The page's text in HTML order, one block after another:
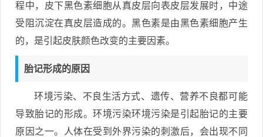
程中，皮下黑色素细胞从真皮层向表皮层发展时，中途
受阻沉淀在真皮层造成的。黑色素是由黑色素细胞产生
的，是引起皮肤颜色改变的主要因素。
胎记形成的原因
环境污染、不良生活方式、遗传、营养不良都可能
导致胎记的形成。环境污染环境污染是引起胎记的主要
原因之一。人体在受到外界污染的刺激后，会出现不同